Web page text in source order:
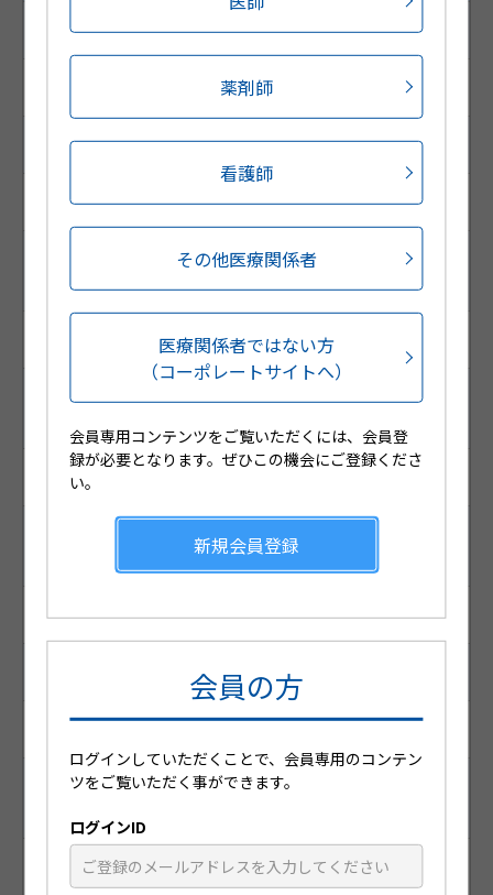
JANコード
4987188493724
HOT13コード
1172041010201
調剤包装GS1コード
(01)04987188208267
販売包装GS1コード
薬価基準収載コード
（厚生労働省コード）
2259707S2213
YJコード （個別コード）
レセプト電算コード
621720401
薬剤師
看護師
その他医療関係者
医療関係者ではない方
（コーポレートサイトへ）
会員専用コンテンツをご覧いただくには、会員登
録が必要となります。ぜひこの機会にご登録くださ
い。
新規会員登録
会員の方
ログインしていただくことで、会員専用のコンテン
ツをご覧いただく事ができます。
ログインID